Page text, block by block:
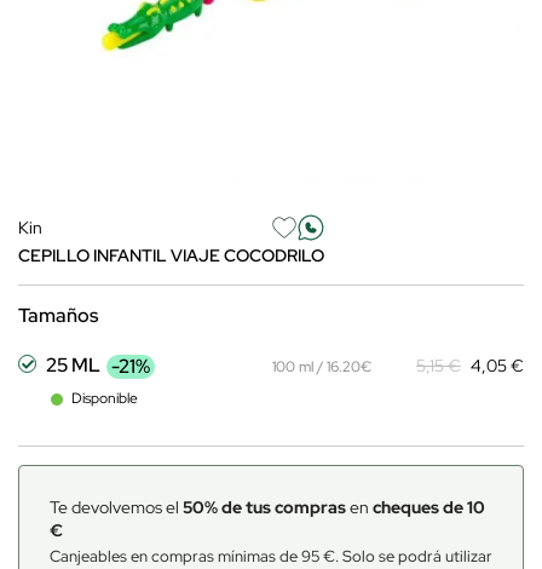
Kin
CEPILLO INFANTIL VIAJE COCODRILO
Tamaños
25 ML -21%
Disponible
100 ml / 16.20€ 5,15 € 4,05 €
Te devolvemos el 50% de tus comprasen cheques de 10
€
Canjeables en compras mínimas de 95 €. Solo se podrá utilizar